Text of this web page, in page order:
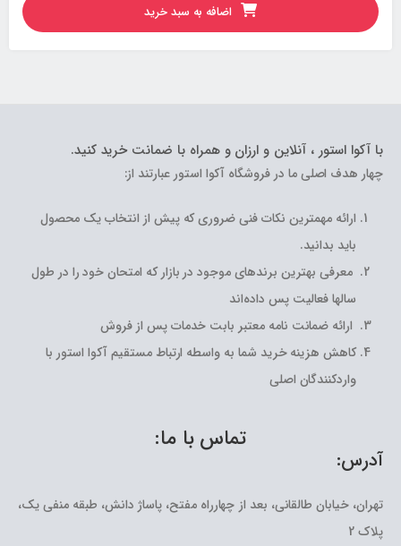
اضافه به سبد خرید
با آکوا استور ، آنلاین و ارزان و همراه با ضمانت خرید کنید.
چهار هدف اصلی ما در فروشگاه آکوا استور عبارتند از:
ارائه مهمترین نکات فنی ضروری که پیش از انتخاب یک محصول
باید بدانید.
معرفی بهترین برندهای موجود در بازار که امتحان خود را در طول
سالها فعالیت پس داده‌اند
ارائه ضمانت نامه معتبر بابت خدمات پس از فروش
کاهش هزینه خرید شما به واسطه ارتباط مستقیم آکوا استور با
واردکنندگان اصلی
تماس با ما:
آدرس:
تهران، خیابان طالقانی، بعد از چهارراه مفتح، پاساژ دانش، طبقه منفی یک،
پلاک 2